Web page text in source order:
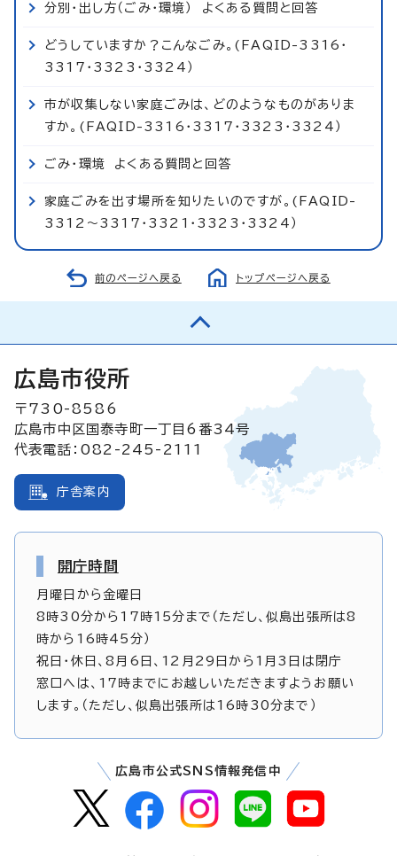
分別・出し方（ごみ・環境） よくある質問と回答
どうしていますか？こんなごみ。(FAQID-3316・
3317・3323・3324）
市が収集しない家庭ごみは、どのようなものがありま
すか。(FAQID-3316・3317・3323・3324）
ごみ・環境 よくある質問と回答
家庭ごみを出す場所を知りたいのですが。(FAQID-
3312～3317・3321・3323・3324）
前のページへ戻る トップページへ戻る
広島市役所
〒730-8586
広島市中区国泰寺町一丁目6番34号
代表電話：082-245-2111
庁舎案内
開庁時間
月曜日から金曜日
8時30分から17時15分まで（ただし、似島出張所は8
時から16時45分）
祝日・休日、8月6日、12月29日から1月3日は閉庁
窓口へは、17時までにお越しいただきますようお願い
します。（ただし、似島出張所は16時30分まで）
広島市公式SNS情報発信中